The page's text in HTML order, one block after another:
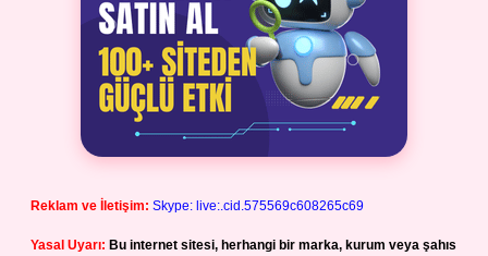
Reklam ve İletişim: Skype: live:.cid.575569c608265c69
Yasal Uyarı: Bu internet sitesi, herhangi bir marka, kurum veya şahıs